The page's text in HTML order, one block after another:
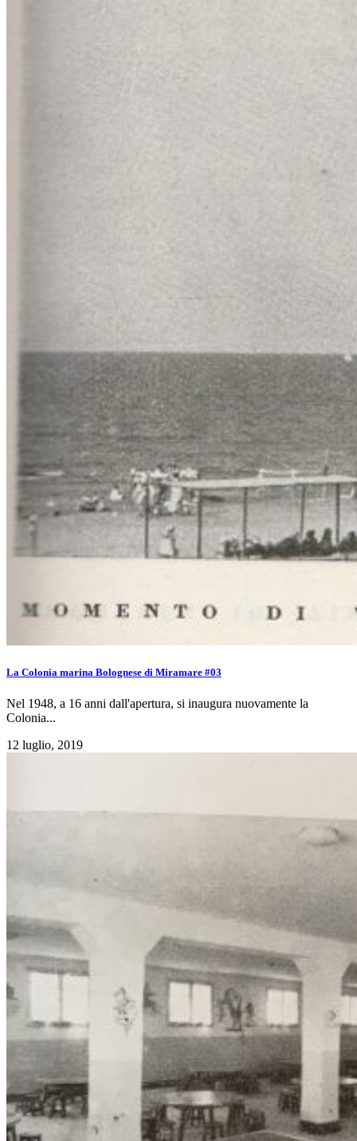
La Colonia marina Bolognese di Miramare #03
Nel 1948, a 16 anni dall'apertura, si inaugura nuovamente la
Colonia...
12 luglio, 2019